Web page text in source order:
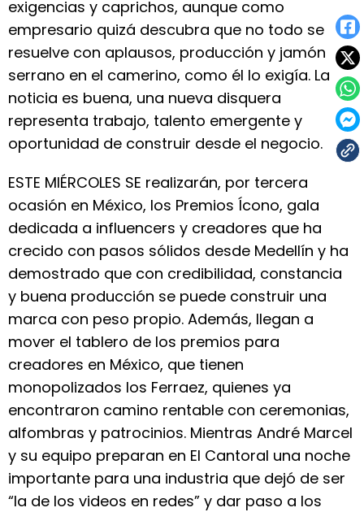
exigencias y caprichos, aunque como
empresario quizá descubra que no todo se
resuelve con aplausos, producción y jamón
serrano en el camerino, como él lo exigía. La
noticia es buena, una nueva disquera
representa trabajo, talento emergente y
oportunidad de construir desde el negocio.
ESTE MIÉRCOLES SE realizarán, por tercera
ocasión en México, los Premios Ícono, gala
dedicada a influencers y creadores que ha
crecido con pasos sólidos desde Medellín y ha
demostrado que con credibilidad, constancia
y buena producción se puede construir una
marca con peso propio. Además, llegan a
mover el tablero de los premios para
creadores en México, que tienen
monopolizados los Ferraez, quienes ya
encontraron camino rentable con ceremonias,
alfombras y patrocinios. Mientras André Marcel
y su equipo preparan en El Cantoral una noche
importante para una industria que dejó de ser
“la de los videos en redes” y dar paso a los